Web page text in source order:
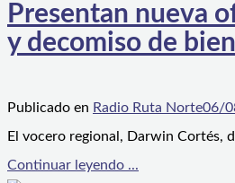
Presentan nueva
y decomiso de
Publicado en Radio Ruta Norte06/
El vocero regional, Darwin Cortés,
Continuar leyendo ...